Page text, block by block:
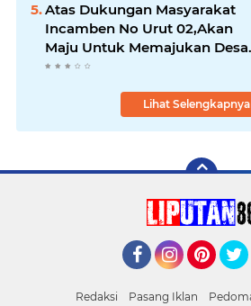
Atas Dukungan Masyarakat
Incamben No Urut 02,Akan
Maju Untuk Memajukan Desa
Tegal Kunir Kidul
Lihat Selengkapnya
Redaksi Pasang Iklan